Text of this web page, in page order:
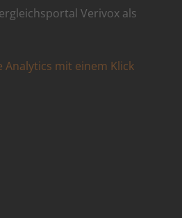
Verivox als
Analytics mit einem Klick